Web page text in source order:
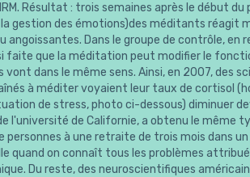
Résultat : trois semaines après le début
gestion des émotions)des méditants réagit
angoissantes. Dans le groupe de contrôle,
faite que la méditation peut modifier le
dans le même sens. Ainsi, en 2007, des
à méditer voyaient leur taux de cortisol
de stress, photo ci-dessous) diminuer
l'université de Californie, a obtenu le même
personnes à une retraite de trois mois dans
quand on connaît tous les problèmes
Du reste, des neuroscientifiques